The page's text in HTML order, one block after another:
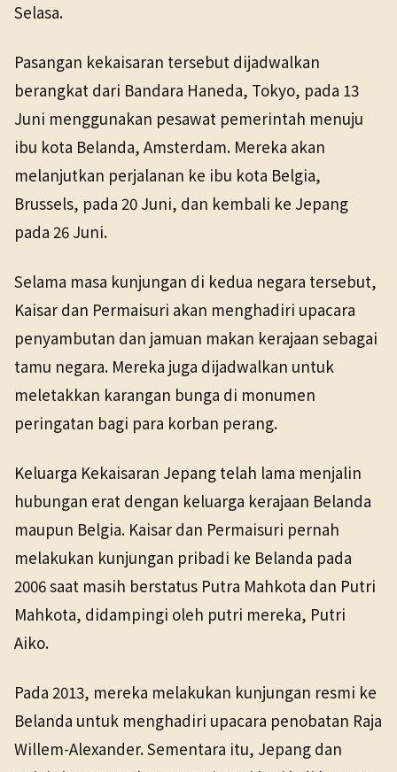
Selasa.
Pasangan kekaisaran tersebut dijadwalkan
berangkat dari Bandara Haneda, Tokyo, pada 13
Juni menggunakan pesawat pemerintah menuju
ibu kota Belanda, Amsterdam. Mereka akan
melanjutkan perjalanan ke ibu kota Belgia,
Brussels, pada 20 Juni, dan kembali ke Jepang
pada 26 Juni.
Selama masa kunjungan di kedua negara tersebut,
Kaisar dan Permaisuri akan menghadiri upacara
penyambutan dan jamuan makan kerajaan sebagai
tamu negara. Mereka juga dijadwalkan untuk
meletakkan karangan bunga di monumen
peringatan bagi para korban perang.
Keluarga Kekaisaran Jepang telah lama menjalin
hubungan erat dengan keluarga kerajaan Belanda
maupun Belgia. Kaisar dan Permaisuri pernah
melakukan kunjungan pribadi ke Belanda pada
2006 saat masih berstatus Putra Mahkota dan Putri
Mahkota, didampingi oleh putri mereka, Putri
Aiko.
Pada 2013, mereka melakukan kunjungan resmi ke
Belanda untuk menghadiri upacara penobatan Raja
Willem-Alexander. Sementara itu, Jepang dan